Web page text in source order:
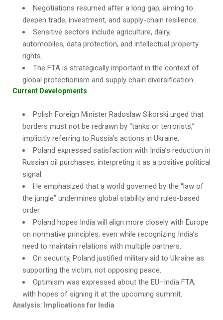
Negotiations resumed after a long gap, aiming to
deepen trade, investment, and supply-chain resilience.
Sensitive sectors include agriculture, dairy,
automobiles, data protection, and intellectual property
rights.
The FTA is strategically important in the context of
global protectionism and supply chain diversification.
Current Developments
Polish Foreign Minister Radoslaw Sikorski urged that
borders must not be redrawn by “tanks or terrorists,”
implicitly referring to Russia’s actions in Ukraine.
Poland expressed satisfaction with India’s reduction in
Russian oil purchases, interpreting it as a positive political
signal.
He emphasized that a world governed by the “law of
the jungle” undermines global stability and rules-based
order.
Poland hopes India will align more closely with Europe
on normative principles, even while recognizing India’s
need to maintain relations with multiple partners.
On security, Poland justified military aid to Ukraine as
supporting the victim, not opposing peace.
Optimism was expressed about the EU–India FTA,
with hopes of signing it at the upcoming summit.
Analysis: Implications for India